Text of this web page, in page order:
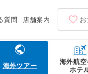
質問 店舗案内
海外ツアー
海外航空
ホテ